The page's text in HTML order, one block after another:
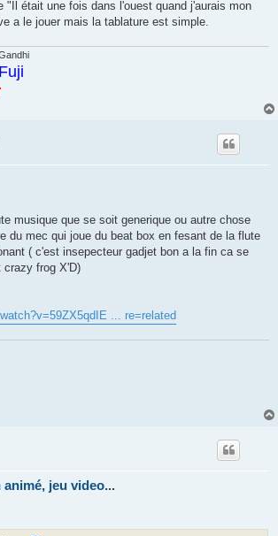
"Il était une fois dans l'ouest quand j'aurais mon
a le jouer mais la tablature est simple.
musique que se soit generique ou autre chose
du mec qui joue du beat box en fesant de la flute
( c'est insepecteur gadjet bon a la fin ca se
crazy frog X'D)
... re=related
animé, jeu video...